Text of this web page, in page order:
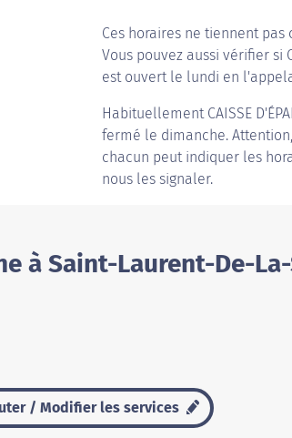
Ces horaires ne tiennent
Vous pouvez aussi vérifier si
est ouvert le lundi en
Habituellement CAISSE
fermé le dimanche.
chacun peut indiquer les
nous les signaler.
à Saint-Laurent-De-
/ Modifier les services